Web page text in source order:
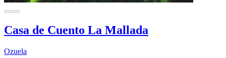
Casa de Cuento La Mallada
Ozuela